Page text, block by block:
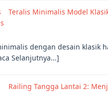
Teralis Minimalis Model
dengan desain klasik
Selanjutnya...]
Railing Tangga Lantai 2: